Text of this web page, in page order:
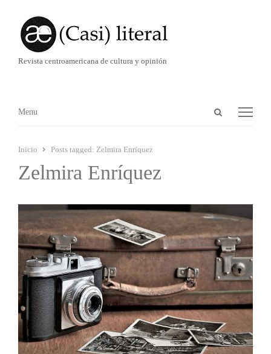
Revista centroamericana de cultura y opinión
Abrir
Menú
Menu
Inicio Posts tagged: Zelmira Enríquez
Zelmira Enríquez